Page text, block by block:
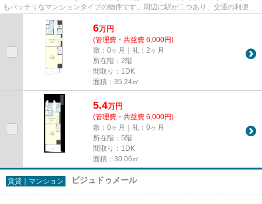
もバッチリなマンションタイプの物件です。周辺に駅が二つあり、交通の利便性
が高いです。できるだけ早め...
6万円
(管理費・共益費 6,000円)
敷：0ヶ月｜礼：2ヶ月
所在階：2階
間取り：1DK
面積：35.24㎡
5.4万円
(管理費・共益費 6,000円)
敷：0ヶ月｜礼：0ヶ月
所在階：5階
間取り：1DK
面積：30.06㎡
賃貸｜マンション ビジュドゥメール